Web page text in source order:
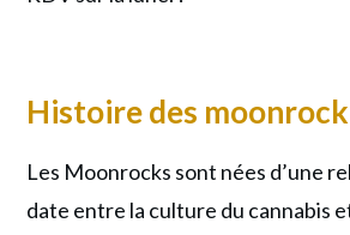
Histoire des moonrock
Les Moonrocks sont nées d’une
date entre la culture du cannabis